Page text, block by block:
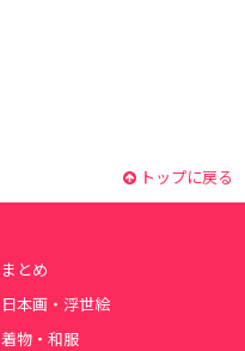
トップに戻る
まとめ
日本画・浮世絵
着物・和服